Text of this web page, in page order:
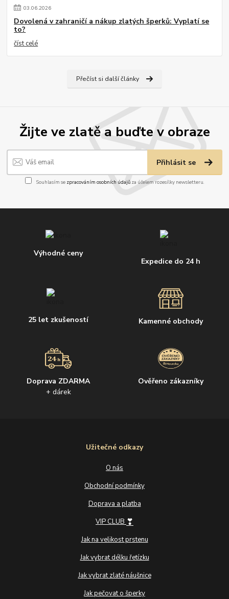
03.06.2026
Dovolená v zahraničí a nákup zlatých šperků: Vyplatí se
to?
číst celé
Přečíst si další články
Žijte ve zlatě a buďte v obraze
Přihlásit se
Souhlasím se zpracováním osobních údajůza účelem rozesílky newsletteru.
Výhodné ceny
Expedice do 24 h
25 let zkušeností Kamenné obchody
Doprava ZDARMA
+ dárek
Ověřeno zákazníky
Užitečné odkazy
O nás
Obchodní podmínky
Doprava a platba
VIP CLUB ❣
Jak na velikost prstenu
Jak vybrat délku řetízku
Jak vybrat zlaté náušnice
Jak pečovat o šperky